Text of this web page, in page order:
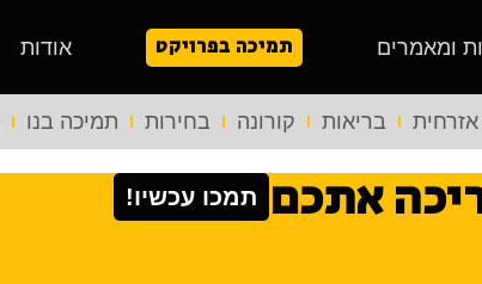
ומאמרים תמיכה בפרויקט אודות
בריאות קורונה בחירות תמיכה בנו
אתכם תמכו עכשיו!